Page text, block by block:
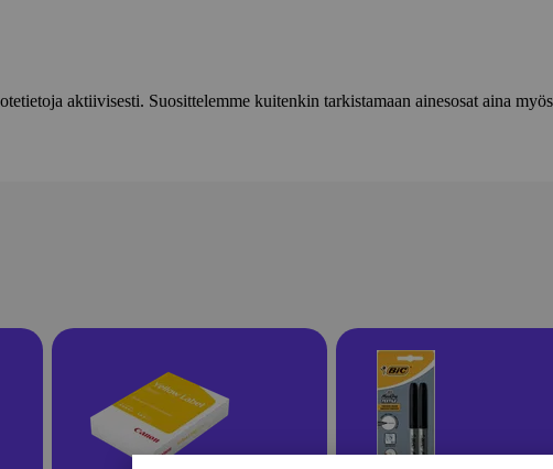
aktiivisesti. Suosittelemme kuitenkin tarkistamaan ainesosat aina